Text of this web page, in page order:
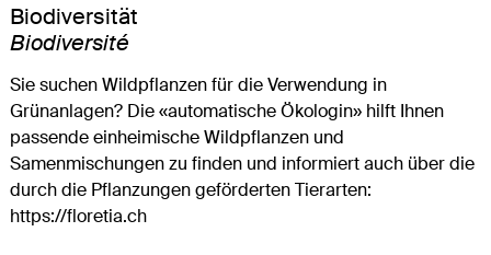
Biodiversität
Biodiversité
Sie suchen Wildpflanzen für die Verwendung in
Grünanlagen? Die «automatische Ökologin» hilft Ihnen
passende einheimische Wildpflanzen und
Samenmischungen zu finden und informiert auch über die
durch die Pflanzungen geförderten Tierarten:
https://floretia.ch